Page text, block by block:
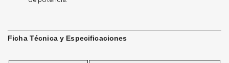
Ficha Técnica y Especificaciones